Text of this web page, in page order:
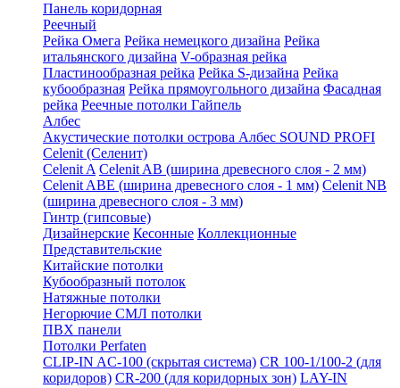
Панель коридорная
Реечный
Рейка Омега Рейка немецкого дизайна Рейка
итальянского дизайна V-образная рейка
Пластинообразная рейка Рейка S-дизайна Рейка
кубообразная Рейка прямоугольного дизайна Фасадная
рейка Реечные потолки Гайпель
Албес
Акустические потолки острова Албес SOUND PROFI
Celenit (Селенит)
Celenit A Celenit AB (ширина древесного слоя - 2 мм)
Celenit ABE (ширина древесного слоя - 1 мм) Celenit NB
(ширина древесного слоя - 3 мм)
Гинтр (гипсовые)
Дизайнерские Кесонные Коллекционные
Представительские
Китайские потолки
Кубообразный потолок
Натяжные потолки
Негорючие СМЛ потолки
ПВХ панели
Потолки Perfaten
CLIP-IN AC-100 (скрытая система) CR 100-1/100-2 (для
коридоров) CR-200 (для коридорных зон) LAY-IN